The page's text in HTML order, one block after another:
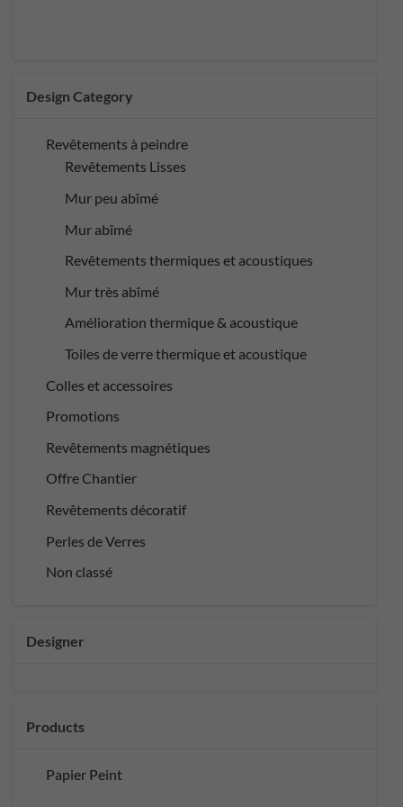
Design Category
Revêtements à peindre
Revêtements Lisses
Mur peu abîmé
Mur abîmé
Revêtements thermiques et acoustiques
Mur très abîmé
Amélioration thermique & acoustique
Toiles de verre thermique et acoustique
Colles et accessoires
Promotions
Revêtements magnétiques
Offre Chantier
Revêtements décoratif
Perles de Verres
Non classé
Designer
Products
Papier Peint